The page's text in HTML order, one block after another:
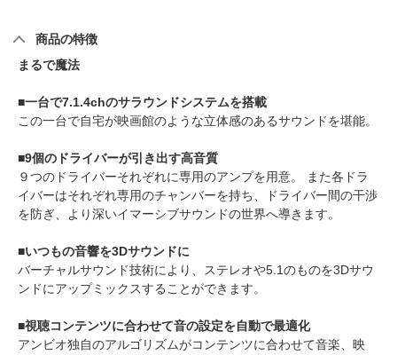
商品の特徴
まるで魔法
■一台で7.1.4chのサラウンドシステムを搭載
この一台で自宅が映画館のような立体感のあるサウンドを堪能。
■9個のドライバーが引き出す高音質
９つのドライバーそれぞれに専用のアンプを用意。 また各ドラ
イバーはそれぞれ専用のチャンバーを持ち、ドライバー間の干渉
を防ぎ、より深いイマーシブサウンドの世界へ導きます。
■いつもの音響を3Dサウンドに
バーチャルサウンド技術により、ステレオや5.1のものを3Dサウ
ンドにアップミックスすることができます。
■視聴コンテンツに合わせて音の設定を自動で最適化
アンビオ独自のアルゴリズムがコンテンツに合わせて音楽、映